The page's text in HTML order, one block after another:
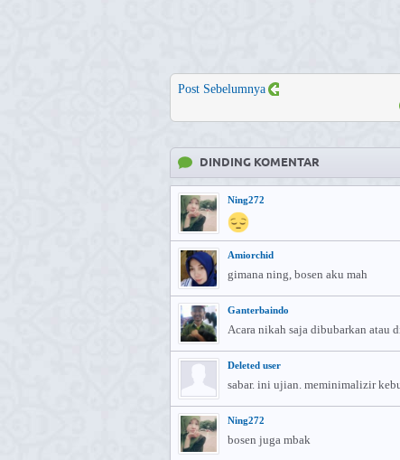
Post Sebelumnya
DINDING KOMENTAR
Ning272
Amiorchid
gimana ning, bosen aku mah
Ganterbaindo
Acara nikah saja dibubarkan atau
Deleted user
sabar. ini ujian. meminimalizir
Ning272
bosen juga mbak